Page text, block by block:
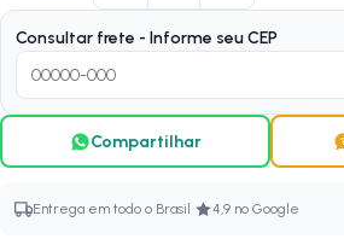
Consultar frete - Informe seu CEP
Compartilhar
Entrega em todo o Brasil · 4,9 no Google